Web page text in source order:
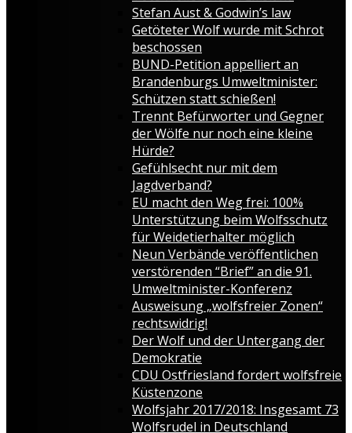
Stefan Aust & Godwin’s law
Getöteter Wolf wurde mit Schrot
beschossen
BUND-Petition appelliert an
Brandenburgs Umweltminister:
Schützen statt schießen!
Trennt Befürworter und Gegner
der Wölfe nur noch eine kleine
Hürde?
Gefühlsecht nur mit dem
Jagdverband?
EU macht den Weg frei: 100%
Unterstützung beim Wolfsschutz
für Weidetierhalter möglich
Neun Verbände veröffentlichen
verstörenden “Brief” an die 91.
Umweltminister-Konferenz
Ausweisung „wolfsfreier Zonen“
rechtswidrig!
Der Wolf und der Untergang der
Demokratie
CDU Ostfriesland fordert wolfsfreie
Küstenzone
Wolfsjahr 2017/2018: Insgesamt 73
Wolfsrudel in Deutschland